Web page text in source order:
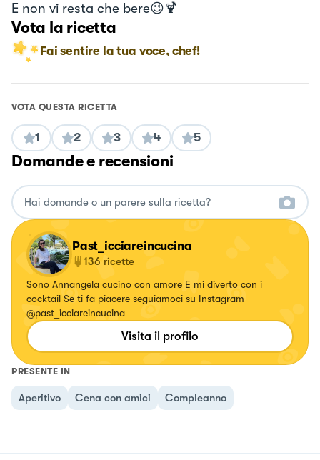
E non vi resta che bere😉🍹
Vota la ricetta
Fai sentire la tua voce, chef!
VOTA QUESTA RICETTA
1 2 3 4 5
Domande e recensioni
Past_icciareincucina
136 ricette
Sono Annangela cucino con amore E mi diverto con i
cocktail Se ti fa piacere seguiamoci su Instagram
@past_icciareincucina
Visita il profilo
PRESENTE IN
Aperitivo Cena con amici Compleanno